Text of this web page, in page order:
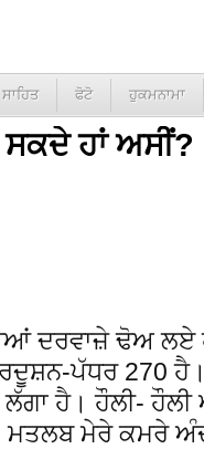
ਸਾਹਿਤ ਫੋਟੋ ਹੁਕਮਨਾਮਾ
ਹਾਂ ਅਸੀਂ?
ਦਰਵਾਜ਼ੇ ਢੋਅ ਲਏ
ਪੱਧਰ 270 ਹੈ।
ਹੈ। ਹੌਲੀ- ਹੌਲੀ
ਮੇਰੇ ਕਮਰੇ